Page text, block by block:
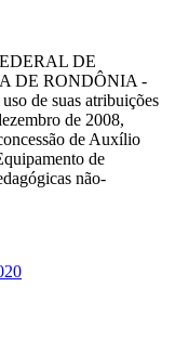
DE
DE RONDÔNIA -
de suas atribuições
de 2008,
de Auxílio
de
não-